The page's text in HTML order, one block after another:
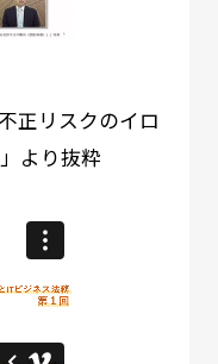
正リスクのイロ
より抜粋